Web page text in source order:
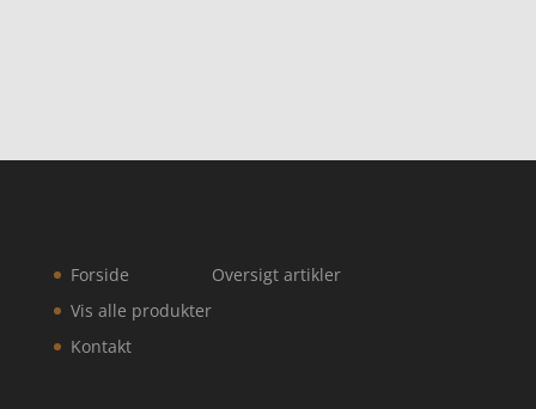
Forside
Vis alle produkter
Kontakt
Oversigt artikler